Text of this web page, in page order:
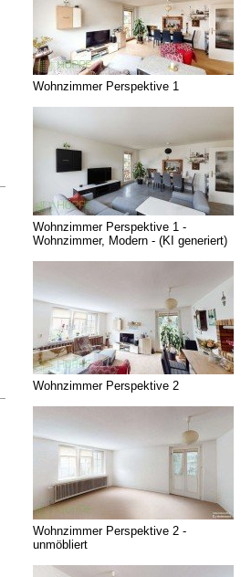
Wohnzimmer Perspektive 1
Wohnzimmer Perspektive 1 -
Wohnzimmer, Modern - (KI generiert)
Wohnzimmer Perspektive 2
Wohnzimmer Perspektive 2 -
unmöbliert